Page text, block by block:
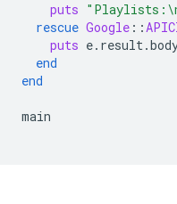
puts "Playlists:
rescue Google ::
puts e. result.
end
end
main